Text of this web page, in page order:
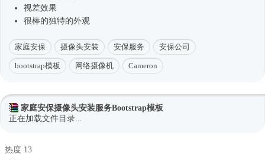
视差效果
很棒的独特的外观
家庭安保 摄像头安装 安保服务 安保公司
bootstrap模板 网络摄像机 Cameron
家庭安保摄像头安装服务Bootstrap模板
正在加载文件目录...
热度 13